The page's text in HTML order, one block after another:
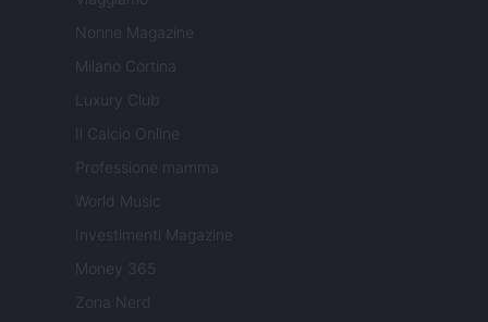
Nonne Magazine
Milano Cortina
Luxury Club
Il Calcio Online
Professione mamma
World Music
Investimenti Magazine
Money 365
Zona Nerd